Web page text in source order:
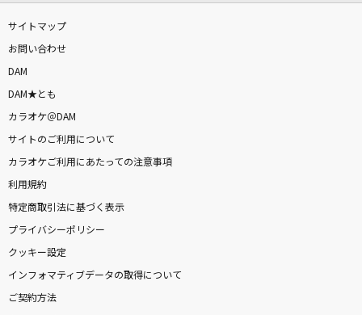
サイトマップ
お問い合わせ
DAM
DAM★とも
カラオケ＠DAM
サイトのご利用について
カラオケご利用にあたっての注意事項
利用規約
特定商取引法に基づく表示
プライバシーポリシー
クッキー設定
インフォマティブデータの取得について
ご契約方法